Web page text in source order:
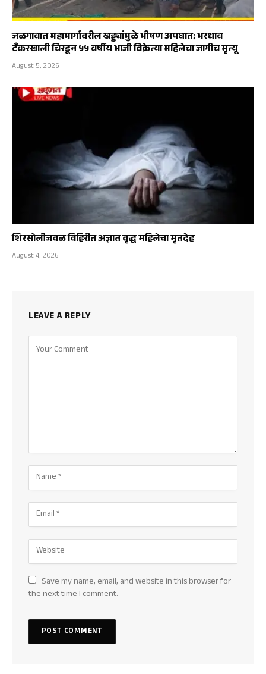
जळगावात महामार्गावरील खड्ड्यांमुळे भीषण अपघात; भरधाव
टँकरखाली चिरडून ५५ वर्षीय भाजी विक्रेत्या महिलेचा जागीच मृत्यू
August 5, 2026
शिरसोलीजवळ विहिरीत अज्ञात वृद्ध महिलेचा मृतदेह
August 4, 2026
LEAVE A REPLY
Save my name, email, and website in this browser for
the next time I comment.